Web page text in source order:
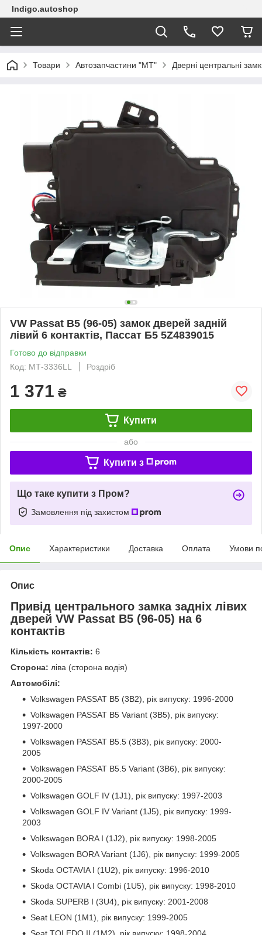
Indigo.autoshop
Товари Автозапчастини "МТ" Дверні центральні
VW Passat B5 (96-05) замок дверей задній
лівий 6 контактів, Пассат Б5 5Z4839015
Готово до відправки
Код: МТ-3336LL
Роздріб
1 371 ₴
Купити
або
Купити з
Що таке купити з Пром?
Замовлення під захистом
Опис Характеристики Доставка Оплата Умови
Опис
Привід центрального замка задніх лівих
дверей VW Passat B5 (96-05) на 6
контактів
Кількість контактів: 6
Сторона: ліва (сторона водія)
Автомобілі:
Volkswagen PASSAT B5 (3B2), рік випуску: 1996-2000
Volkswagen PASSAT B5 Variant (3B5), рік випуску:
1997-2000
Volkswagen PASSAT B5.5 (3B3), рік випуску: 2000-
2005
Volkswagen PASSAT B5.5 Variant (3B6), рік випуску:
2000-2005
Volkswagen GOLF IV (1J1), рік випуску: 1997-2003
Volkswagen GOLF IV Variant (1J5), рік випуску: 1999-
2003
Volkswagen BORA I (1J2), рік випуску: 1998-2005
Volkswagen BORA Variant (1J6), рік випуску: 1999-2005
Skoda OCTAVIA I (1U2), рік випуску: 1996-2010
Skoda OCTAVIA I Combi (1U5), рік випуску: 1998-2010
Skoda SUPERB I (3U4), рік випуску: 2001-2008
Seat LEON (1M1), рік випуску: 1999-2005